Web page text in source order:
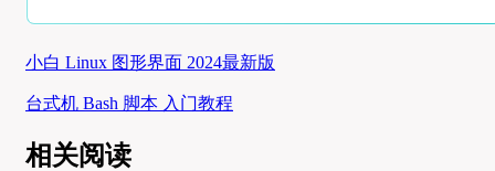
小白 Linux 图形界面 2024最新版
台式机 Bash 脚本 入门教程
相关阅读